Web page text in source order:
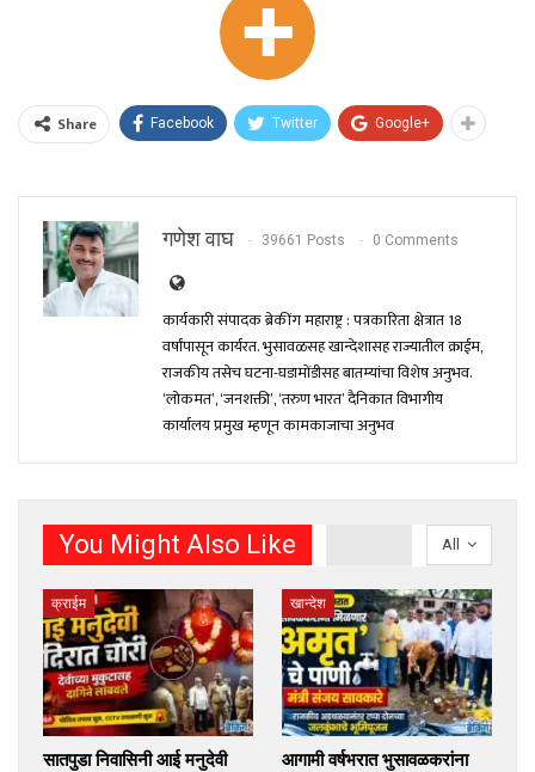
Share Facebook Twitter Google+
गणेश वाघ 39661 Posts 0 Comments
कार्यकारी संपादक ब्रेकींग महाराष्ट्र : पत्रकारिता क्षेत्रात 18
वर्षांपासून कार्यरत. भुसावळसह खान्देशासह राज्यातील क्राईम,
राजकीय तसेच घटना-घडामोंडीसह बातम्यांचा विशेष अनुभव.
‘लोकमत’, ‘जनशक्ती’, ‘तरुण भारत’ दैनिकात विभागीय
कार्यालय प्रमुख म्हणून कामकाजाचा अनुभव
All
You Might Also Like
क्राईम
सातपुडा निवासिनी आई मनुदेवी
खान्देश
आगामी वर्षभरात भुसावळकरांना